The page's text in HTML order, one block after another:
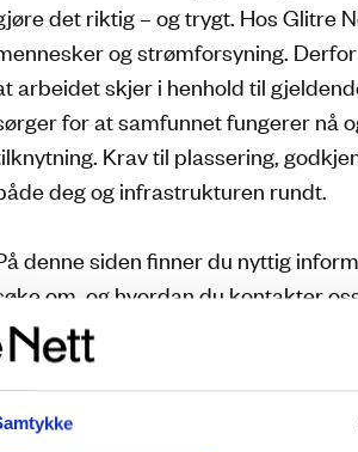
det riktig – og trygt. Hos Glitre
og strømforsyning.
arbeidet skjer i henhold til
for at samfunnet fungerer nå
Krav til plassering,
deg og infrastrukturen rundt.
denne siden finner du nyttig
om, og hvordan du kontakter